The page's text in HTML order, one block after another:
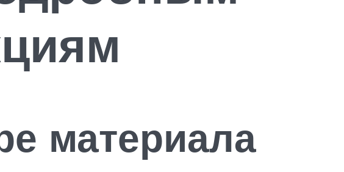
материала